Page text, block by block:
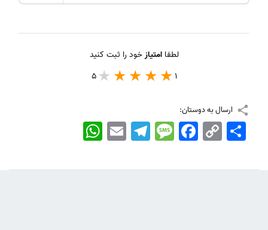
لطفاامتیازخود را ثبت کنید
1
5
ارسال به دوستان:
WhatsApp EmailTelegramMessageFacebook Copy
Link
اشتراک